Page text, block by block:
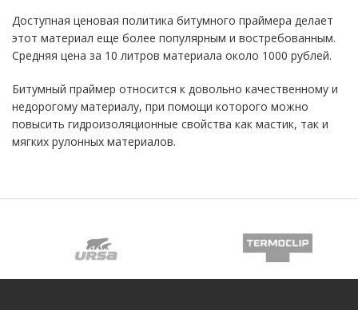
Доступная ценовая политика битумного праймера делает
этот материал еще более популярным и востребованным.
Средняя цена за 10 литров материала около 1000 рублей.
Битумный праймер относится к довольно качественному и
недорогому материалу, при помощи которого можно
повысить гидроизоляционные свойства как мастик, так и
мягких рулонных материалов.